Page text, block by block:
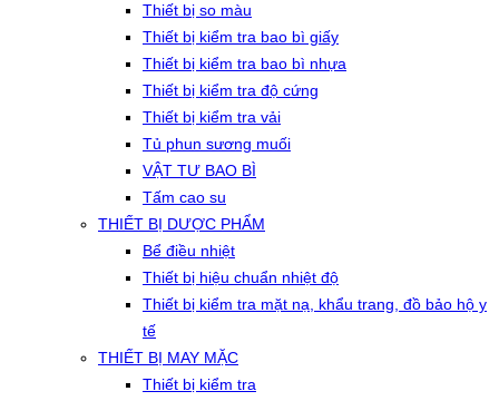
Thiết bị so màu
Thiết bị kiểm tra bao bì giấy
Thiết bị kiểm tra bao bì nhựa
Thiết bị kiểm tra độ cứng
Thiết bị kiểm tra vải
Tủ phun sương muối
VẬT TƯ BAO BÌ
Tấm cao su
THIẾT BỊ DƯỢC PHẨM
Bể điều nhiệt
Thiết bị hiệu chuẩn nhiệt độ
Thiết bị kiểm tra mặt nạ, khẩu trang, đồ bảo hộ y
tế
THIẾT BỊ MAY MẶC
Thiết bị kiểm tra